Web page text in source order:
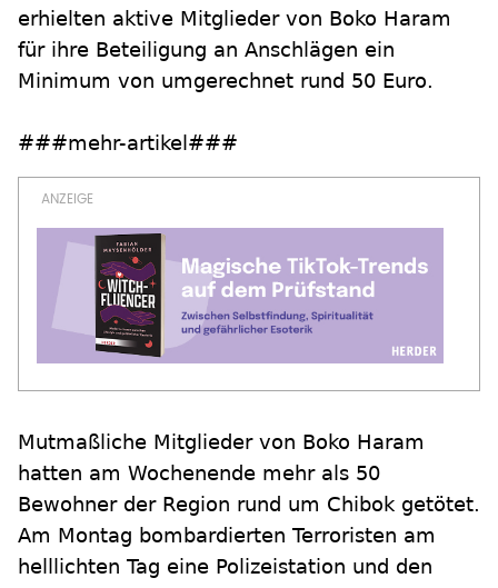
erhielten aktive Mitglieder von Boko Haram
für ihre Beteiligung an Anschlägen ein
Minimum von umgerechnet rund 50 Euro.
###mehr-artikel###
Mutmaßliche Mitglieder von Boko Haram
hatten am Wochenende mehr als 50
Bewohner der Region rund um Chibok getötet.
Am Montag bombardierten Terroristen am
helllichten Tag eine Polizeistation und den